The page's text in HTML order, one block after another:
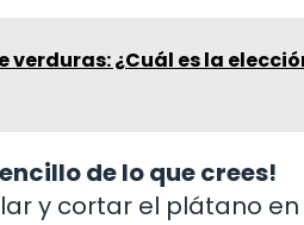
¿Cuál es la
de lo que crees!
y cortar el plátano en